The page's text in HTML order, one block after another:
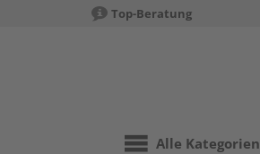
Top-Beratung
Alle Kategorien